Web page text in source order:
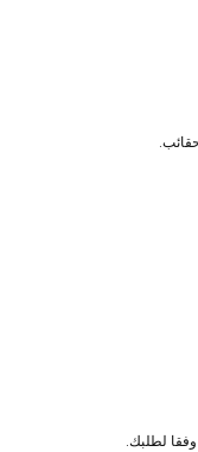
وفقا لطلبك.